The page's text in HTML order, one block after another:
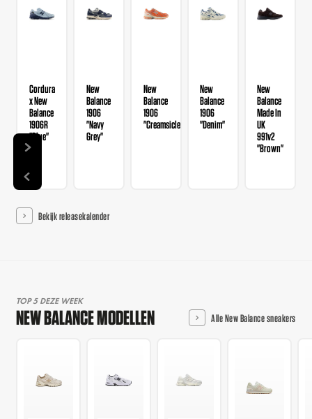
Cordura
x New
Balance
1906R
"Blue"
New
Balance
1906
"Navy
Grey"
New
Balance
1906
"Creamsicle"
New
Balance
1906
"Denim"
New
Balance
Made In
UK
991v2
"Brown"
Bekijk releasekalender
TOP 5 DEZE WEEK
NEW BALANCE MODELLEN Alle New Balance sneakers